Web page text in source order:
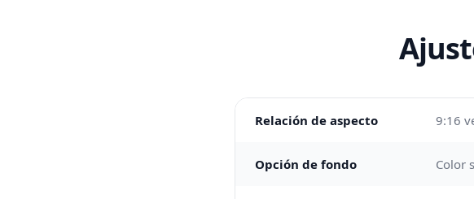
Relación de aspecto 9:16
Opción de fondo Color